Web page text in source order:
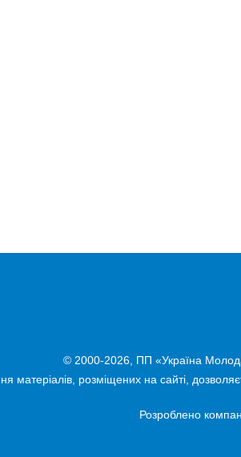
© 2000-2026, ПП «Україна
матеріалів, розміщених на сайті,
Розроблено